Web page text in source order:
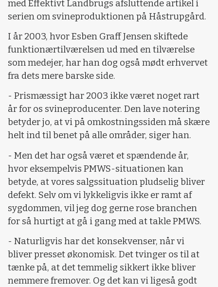
med Effektivt Landbrugs afsluttende artikel i
serien om svineproduktionen på Håstrupgård.
I år 2003, hvor Esben Graff Jensen skiftede
funktionærtilværelsen ud med en tilværelse
som medejer, har han dog også mødt erhvervet
fra dets mere barske side.
- Prismæssigt har 2003 ikke været noget rart
år for os svineproducenter. Den lave notering
betyder jo, at vi på omkostningssiden må skære
helt ind til benet på alle områder, siger han.
- Men det har også været et spændende år,
hvor eksempelvis PMWS-situationen kan
betyde, at vores salgssituation pludselig bliver
defekt. Selv om vi lykkeligvis ikke er ramt af
sygdommen, vil jeg dog gerne rose branchen
for så hurtigt at gå i gang med at takle PMWS.
- Naturligvis har det konsekvenser, når vi
bliver presset økonomisk. Det tvinger os til at
tænke på, at det temmelig sikkert ikke bliver
nemmere fremover. Og det kan vi ligeså godt